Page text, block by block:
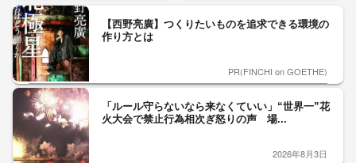
【西野亮廣】つくりたいものを追求できる環境の
作り方とは
PR(FINCHI on GOETHE)
「ルール守らないなら来なくていい」“世界一”花
火大会で禁止行為相次ぎ怒りの声 場...
2026年8月3日